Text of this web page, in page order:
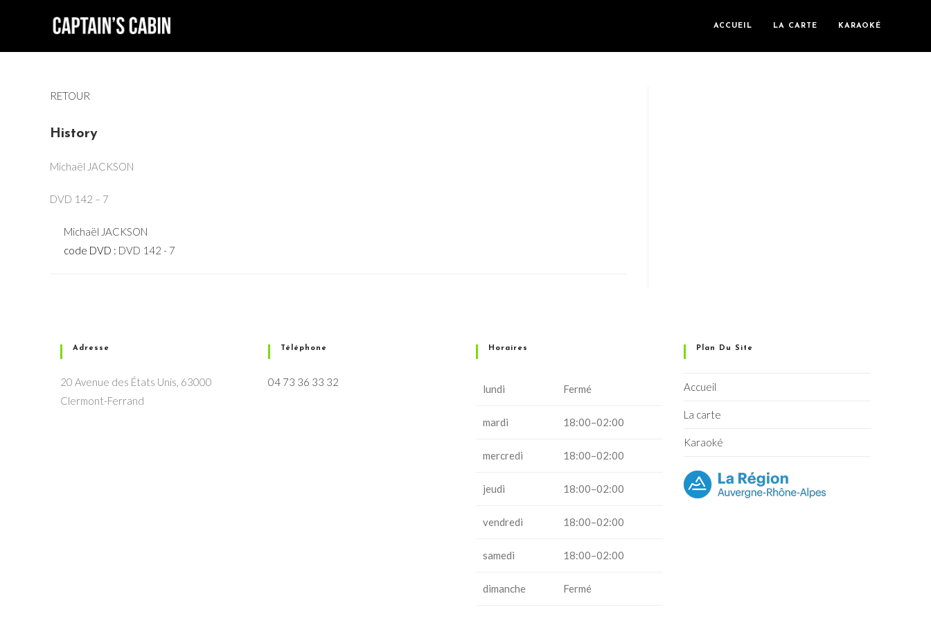
ACCUEIL LA CARTE KARAOKÉ
RETOUR
History
Michaël JACKSON
DVD 142 – 7
Michaël JACKSON
code DVD : DVD 142 - 7
Adresse
20 Avenue des États Unis, 63000
Clermont-Ferrand
Téléphone
04 73 36 33 32
Horaires
lundi Fermé
mardi 18:00–02:00
mercredi 18:00–02:00
jeudi 18:00–02:00
vendredi 18:00–02:00
samedi 18:00–02:00
dimanche Fermé
Plan Du Site
Accueil
La carte
Karaoké